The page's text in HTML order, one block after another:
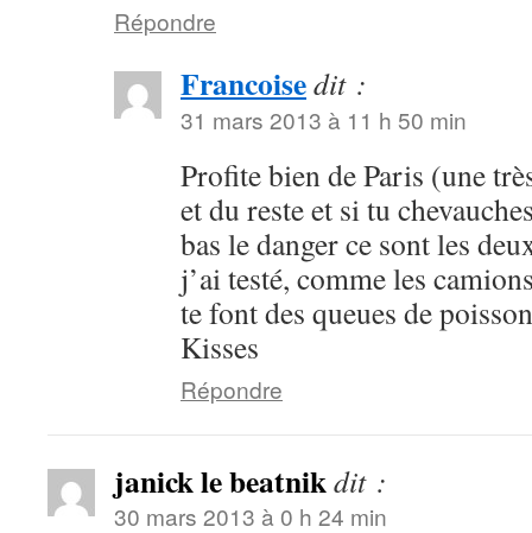
Répondre
Francoisedit :
31 mars 2013 à 11 h 50 min
Profite bien de Paris (une
et du reste et si tu
bas le danger ce sont les
j’ai testé, comme les
te font des queues de
Kisses
Répondre
janick le beatnikdit :
30 mars 2013 à 0 h 24 min